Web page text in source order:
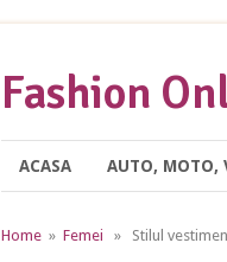
Fashion
ACASA AUTO, MOTO,
Home » Femei » Stilul